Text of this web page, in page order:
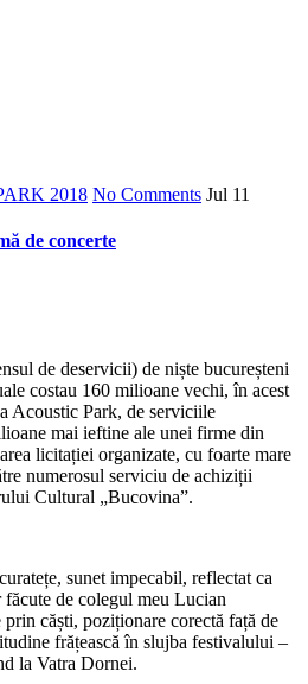
2018 No Comments Jul 11
de concerte
de deservicii) de niște bucureșteni
costau 160 milioane vechi, în acest
Acoustic Park, de serviciile
mai ieftine ale unei firme din
licitației organizate, cu foarte mare
numerosul serviciu de achiziții
Cultural „Bucovina”.
sunet impecabil, reflectat ca
de colegul meu Lucian
căști, poziționare corectă față de
frățească în slujba festivalului –
la Vatra Dornei.